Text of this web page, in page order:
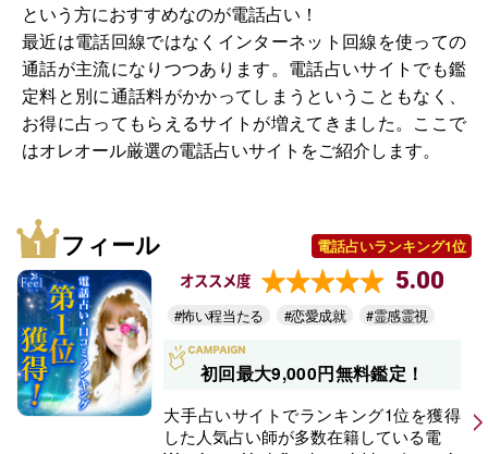
という方におすすめなのが電話占い！
最近は電話回線ではなくインターネット回線を使っての
通話が主流になりつつあります。電話占いサイトでも鑑
定料と別に通話料がかかってしまうということもなく、
お得に占ってもらえるサイトが増えてきました。ここで
はオレオール厳選の電話占いサイトをご紹介します。
フィール 電話占いランキング1位
オススメ度 5.00
#怖い程当たる #恋愛成就 #霊感霊視
初回最大9,000円無料鑑定！
大手占いサイトでランキング1位を獲得
した人気占い師が多数在籍している電